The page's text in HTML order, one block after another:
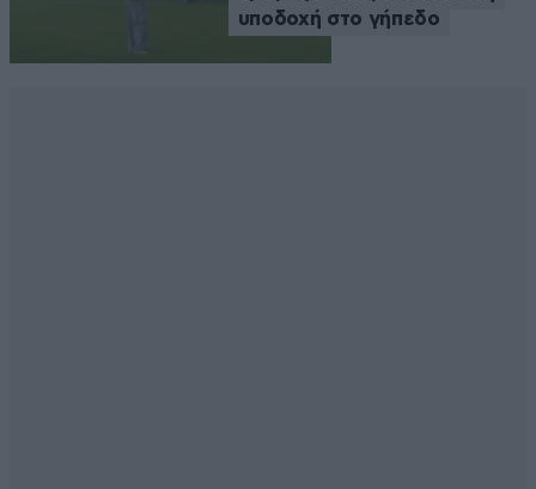
υποδοχή στο γήπεδο